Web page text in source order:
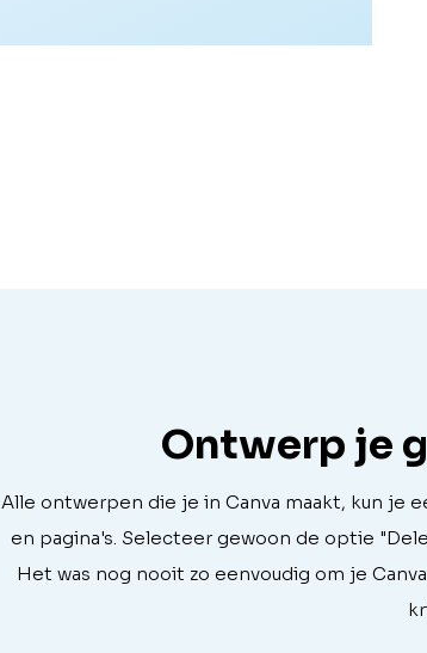
Ontwerp je
Alle ontwerpen die je in Canva maakt, kun je
en pagina's. Selecteer gewoon de optie
Het was nog nooit zo eenvoudig om je